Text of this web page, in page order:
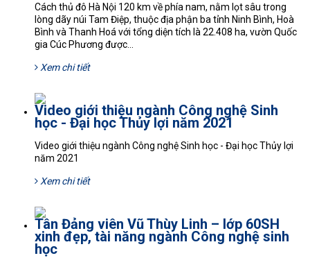
Cách thủ đô Hà Nội 120 km về phía nam, nằm lọt sâu trong
lòng dãy núi Tam Điệp, thuộc địa phận ba tỉnh Ninh Bình, Hoà
Bình và Thanh Hoá với tổng diện tích là 22.408 ha, vườn Quốc
gia Cúc Phương được...
Xem chi tiết
Video giới thiệu ngành Công nghệ Sinh
học - Đại học Thủy lợi năm 2021
Video giới thiệu ngành Công nghệ Sinh học - Đại học Thủy lợi
năm 2021
Xem chi tiết
Tân Đảng viên Vũ Thùy Linh – lớp 60SH
xinh đẹp, tài năng ngành Công nghệ sinh
học